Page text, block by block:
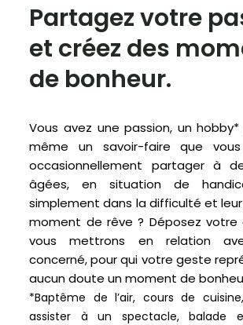
Partagez votre
et créez des
de bonheur.
Vous avez une passion, un
même un savoir-faire que vous
occasionnellement partager à
âgées, en situation de
simplement dans la difficulté et
moment de rêve ? Déposez
vous mettrons en relation
concerné, pour qui votre geste
aucun doute un moment de
*Baptême de l’air, cours de
assister à un spectacle, balade